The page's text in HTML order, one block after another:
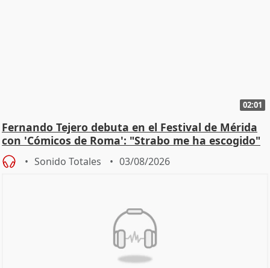
02:01
Fernando Tejero debuta en el Festival de Mérida
con 'Cómicos de Roma': "Strabo me ha escogido"
Sonido Totales 03/08/2026